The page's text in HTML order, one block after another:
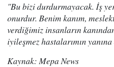
"Bu bizi durdurmayacak. İş
onurdur. Benim kanım,
verdiğimiz insanların
iyileşmez hastalarımın
Kaynak: Mepa News